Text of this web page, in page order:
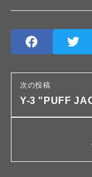
次の投稿
Y-3 "PUFF